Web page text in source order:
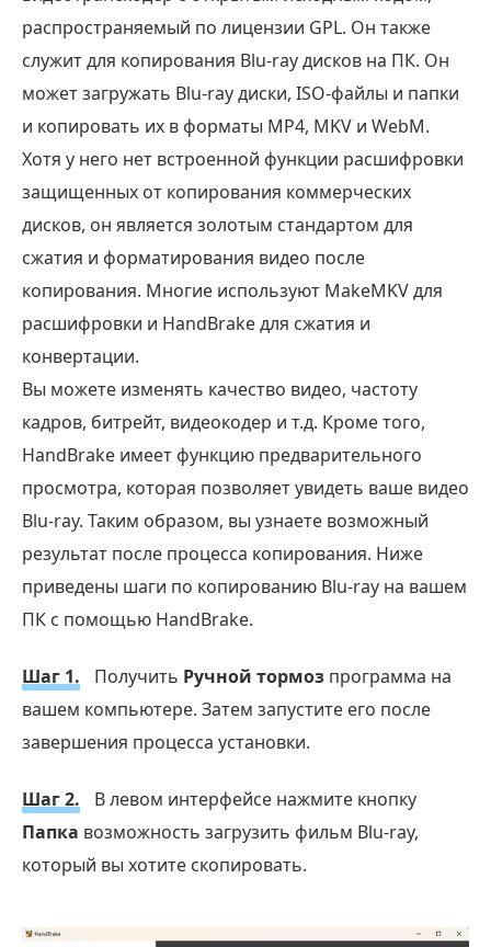
распространяемый по лицензии GPL. Он также
служит для копирования Blu-ray дисков на ПК. Он
может загружать Blu-ray диски, ISO-файлы и папки
и копировать их в форматы MP4, MKV и WebM.
Хотя у него нет встроенной функции расшифровки
защищенных от копирования коммерческих
дисков, он является золотым стандартом для
сжатия и форматирования видео после
копирования. Многие используют MakeMKV для
расшифровки и HandBrake для сжатия и
конвертации.
Вы можете изменять качество видео, частоту
кадров, битрейт, видеокодер и т.д. Кроме того,
HandBrake имеет функцию предварительного
просмотра, которая позволяет увидеть ваше видео
Blu-ray. Таким образом, вы узнаете возможный
результат после процесса копирования. Ниже
приведены шаги по копированию Blu-ray на вашем
ПК с помощью HandBrake.
Шаг 1. Получить Ручной тормоз программа на
вашем компьютере. Затем запустите его после
завершения процесса установки.
Шаг 2.
В левом интерфейсе нажмите кнопку
Папка возможность загрузить фильм Blu-ray,
который вы хотите скопировать.